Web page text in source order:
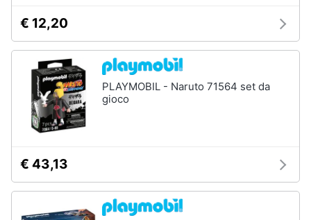
€ 12,20
PLAYMOBIL - Naruto 71564 set da
gioco
€ 43,13